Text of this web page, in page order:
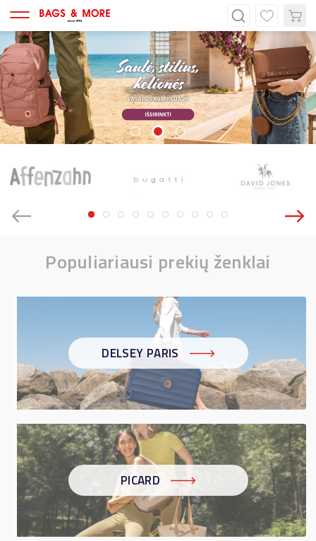
Populiariausi prekių ženklai
DELSEY PARIS
PICARD